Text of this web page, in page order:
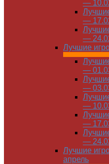
—
—
—
Лучшие
—
—
—
—
—
Лучшие
апрель